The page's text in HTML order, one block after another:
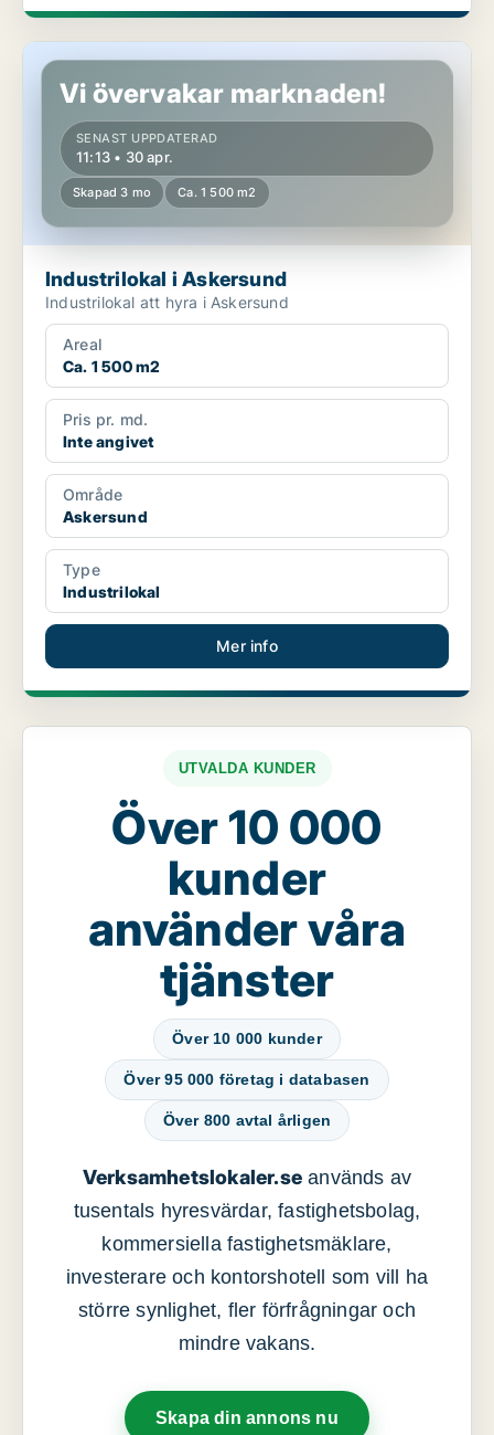
Industrilokal i Askersund
Vi övervakar marknaden!
SENAST UPPDATERAD
11:13 • 30 apr.
Skapad 3 mo Ca. 1 500 m2
Industrilokal i Askersund
Industrilokal att hyra i Askersund
Areal
Ca. 1 500 m2
Pris pr. md.
Inte angivet
Område
Askersund
Type
Industrilokal
Mer info
UTVALDA KUNDER
Över 10 000
kunder
använder våra
tjänster
Över 10 000 kunder
Över 95 000 företag i databasen
Över 800 avtal årligen
Verksamhetslokaler.se används av
tusentals hyresvärdar, fastighetsbolag,
kommersiella fastighetsmäklare,
investerare och kontorshotell som vill ha
större synlighet, fler förfrågningar och
mindre vakans.
Skapa din annons nu